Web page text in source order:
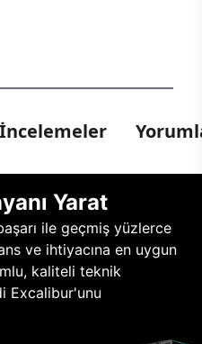
İncelemeler
Yarat
ile geçmiş yüzlerce
ve ihtiyacına en uygun
kaliteli teknik
Excalibur'unu